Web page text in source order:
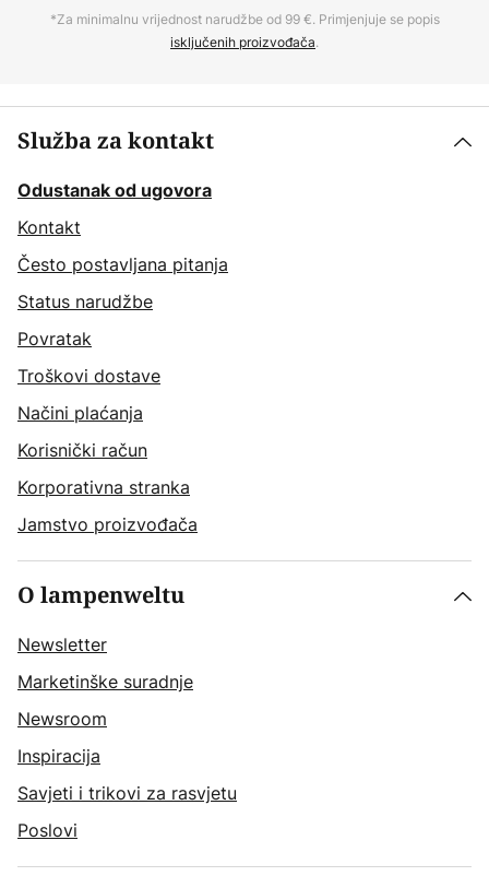
*Za minimalnu vrijednost narudžbe od 99 €. Primjenjuje se popis
isključenih proizvođača.
Služba za kontakt
Odustanak od ugovora
Kontakt
Često postavljana pitanja
Status narudžbe
Povratak
Troškovi dostave
Načini plaćanja
Korisnički račun
Korporativna stranka
Jamstvo proizvođača
O lampenweltu
Newsletter
Marketinške suradnje
Newsroom
Inspiracija
Savjeti i trikovi za rasvjetu
Poslovi